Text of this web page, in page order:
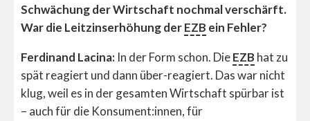
Schwächung der Wirtschaft nochmal verschärft.
War die Leitzinserhöhung derEZB ein Fehler?
Ferdinand Lacina: In der Form schon. DieEZB hat zu
spät reagiert und dann über-reagiert. Das war nicht
klug, weil es in der gesamten Wirtschaft spürbar ist
– auch für die Konsument:innen, für